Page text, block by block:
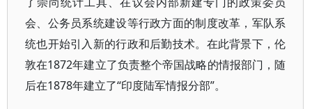
会、公务员系统建设等行政方面的制度改革，军队系
统也开始引入新的行政和后勤技术。在此背景下，伦
敦在1872年建立了负责整个帝国战略的情报部门，随
后在1878年建立了“印度陆军情报分部”。